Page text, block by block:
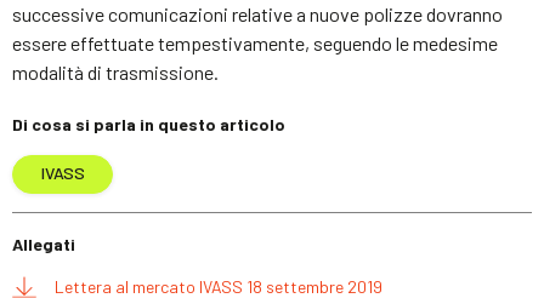
successive comunicazioni relative a nuove polizze dovranno
essere effettuate tempestivamente, seguendo le medesime
modalità di trasmissione.
Di cosa si parla in questo articolo
IVASS
Allegati
Lettera al mercato IVASS 18 settembre 2019